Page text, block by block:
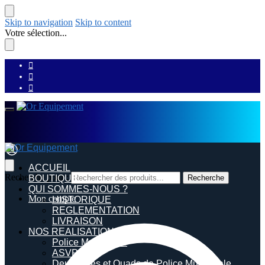
Skip to navigation Skip to content
Votre sélection...
Recherche pour : Recherche
Mon compte
ACCUEIL
BOUTIQUE
QUI SOMMES-NOUS ?
HISTORIQUE
REGLEMENTATION
LIVRAISON
NOS REALISATIONS
Police Municipale
ASVP